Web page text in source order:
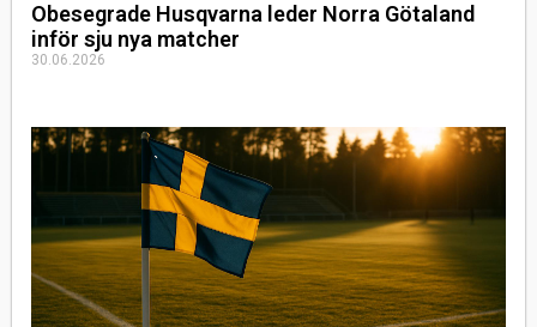
Obesegrade Husqvarna leder Norra Götaland
inför sju nya matcher
30.06.2026